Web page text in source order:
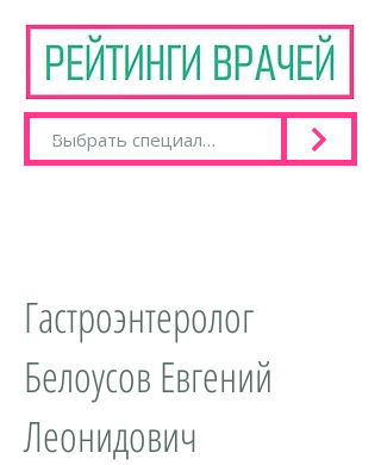
Гастроэнтеролог
Белоусов Евгений
Леонидович